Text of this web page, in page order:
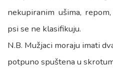
nekupiranim ušima,
psi se ne klasifikuju.
N.B. Mužjaci moraju imati
potpuno spuštena u